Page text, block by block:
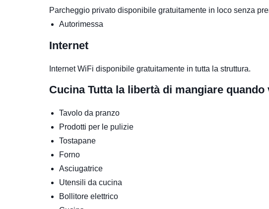
Parcheggio privato disponibile gratuitamente in loco senza
Autorimessa
Internet
Internet WiFi disponibile gratuitamente in tutta la struttura.
Cucina Tutta la libertà di mangiare quando
Tavolo da pranzo
Prodotti per le pulizie
Tostapane
Forno
Asciugatrice
Utensili da cucina
Bollitore elettrico